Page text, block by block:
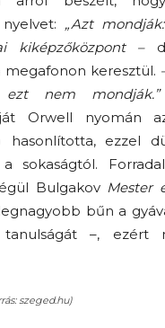
„Azt
kiképzőközpont –
megafonon keresztül.
ezt nem mondják.”
Orwell nyomán
hasonlította, ezzel
sokaságtól.
Bulgakov Mester
bűn a
–, ezért
szeged.hu)